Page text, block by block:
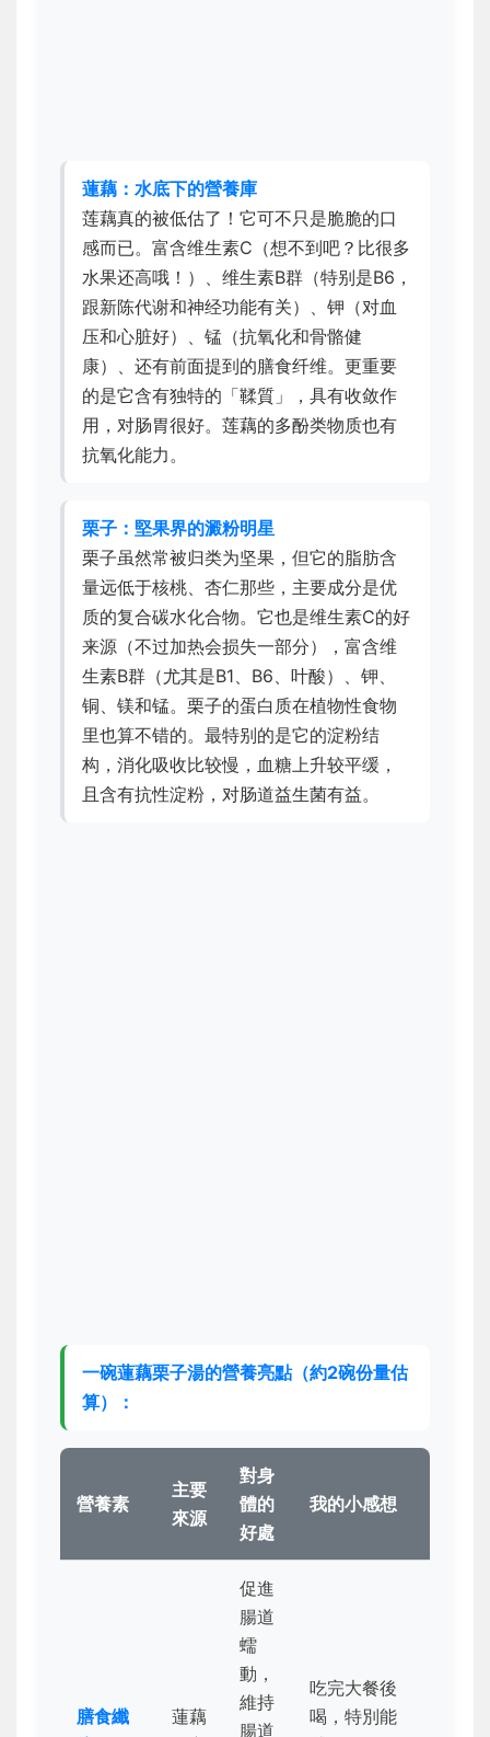
蓮藕：水底下的營養庫
莲藕真的被低估了！它可不只是脆脆的口
感而已。富含维生素C（想不到吧？比很多
水果还高哦！）、维生素B群（特别是B6，
跟新陈代谢和神经功能有关）、钾（对血
压和心脏好）、锰（抗氧化和骨骼健
康）、还有前面提到的膳食纤维。更重要
的是它含有独特的「鞣質」，具有收敛作
用，对肠胃很好。莲藕的多酚类物质也有
抗氧化能力。
栗子：堅果界的澱粉明星
栗子虽然常被归类为坚果，但它的脂肪含
量远低于核桃、杏仁那些，主要成分是优
质的复合碳水化合物。它也是维生素C的好
来源（不过加热会损失一部分），富含维
生素B群（尤其是B1、B6、叶酸）、钾、
铜、镁和锰。栗子的蛋白质在植物性食物
里也算不错的。最特别的是它的淀粉结
构，消化吸收比较慢，血糖上升较平缓，
且含有抗性淀粉，对肠道益生菌有益。
一碗蓮藕栗子湯的營養亮點（約2碗份量估
算）：
營養素
主要
來源
對身
體的
好處
我的小感想
膳食纖
蓮藕
促進
腸道
蠕
動，
維持
腸道
吃完大餐後
喝，特別能